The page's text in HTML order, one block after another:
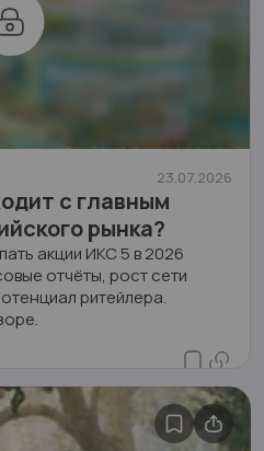
23.07.2026
с главным
рынка?
акции ИКС 5 в 2026
отчёты, рост сети
ритейлера.